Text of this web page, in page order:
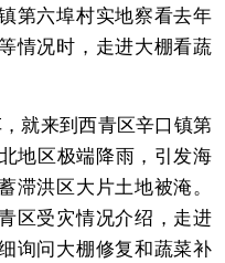
第六埠村实地察看去年
情况时，走进大棚看蔬
就来到西青区辛口镇第
地区极端降雨，引发海
滞洪区大片土地被淹。
区受灾情况介绍，走进
询问大棚修复和蔬菜补